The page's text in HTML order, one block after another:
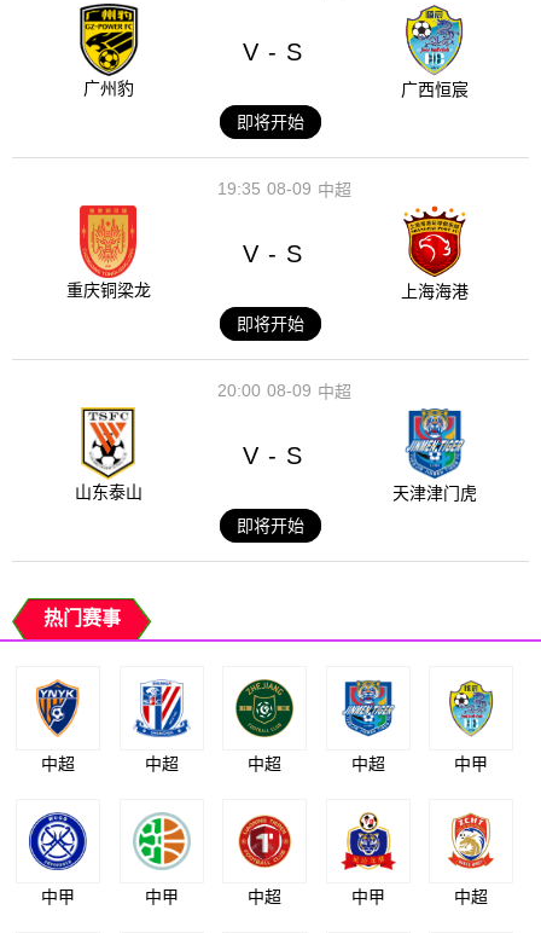
广州豹
V - S
广西恒宸
即将开始
08-09
19:35 中超
重庆铜梁龙
V - S
上海海港
即将开始
08-09
20:00 中超
山东泰山
V - S
天津津门虎
即将开始
热门赛事
中超 中超 中超 中超 中甲
中甲 中甲 中超 中甲 中超